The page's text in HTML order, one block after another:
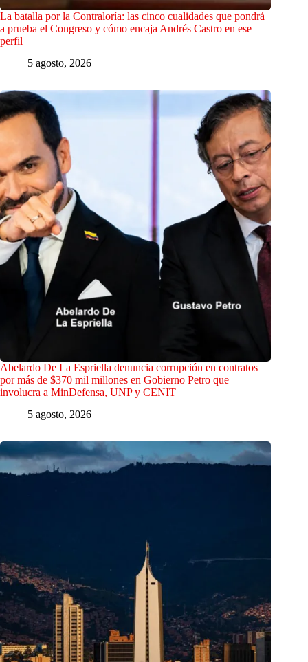
La batalla por la Contraloría: las cinco cualidades que pondrá
a prueba el Congreso y cómo encaja Andrés Castro en ese
perfil
5 agosto, 2026
Abelardo De La Espriella denuncia corrupción en contratos
por más de $370 mil millones en Gobierno Petro que
involucra a MinDefensa, UNP y CENIT
5 agosto, 2026